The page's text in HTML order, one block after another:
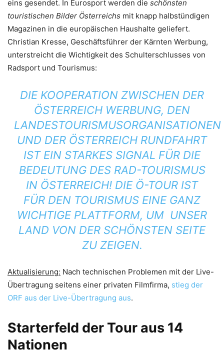
eins gesendet. In Eurosport werden die schönsten
touristischen Bilder Österreichs mit knapp halbstündigen
Magazinen in die europäischen Haushalte geliefert.
Christian Kresse, Geschäftsführer der Kärnten Werbung,
unterstreicht die Wichtigkeit des Schulterschlusses von
Radsport und Tourismus:
DIE KOOPERATION ZWISCHEN DER
ÖSTERREICH WERBUNG, DEN
LANDESTOURISMUSORGANISATIONEN
UND DER ÖSTERREICH RUNDFAHRT
IST EIN STARKES SIGNAL FÜR DIE
BEDEUTUNG DES RAD-TOURISMUS
IN ÖSTERREICH! DIE Ö-TOUR IST
FÜR DEN TOURISMUS EINE GANZ
WICHTIGE PLATTFORM, UM UNSER
LAND VON DER SCHÖNSTEN SEITE
ZU ZEIGEN.
Aktualisierung: Nach technischen Problemen mit der Live-
Übertragung seitens einer privaten Filmfirma, stieg der
ORF aus der Live-Übertragung aus.
Starterfeld der Tour aus 14
Nationen